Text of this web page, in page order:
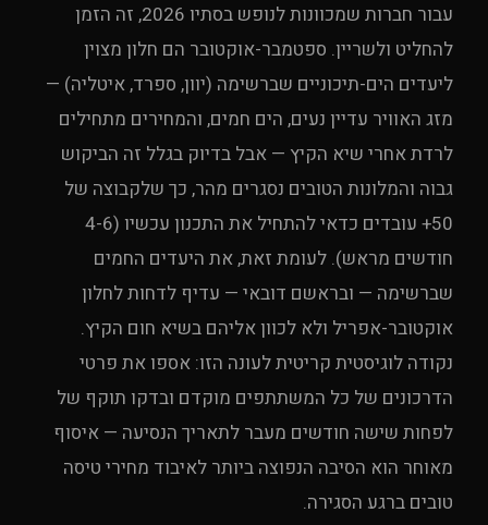
עבור חברות שמכוונות לנופש בסתיו 2026, זה הזמן
להחליט ולשריין. ספטמבר-אוקטובר הם חלון מצוין
ליעדים הים-תיכוניים שברשימה (יוון, ספרד, איטליה) —
מזג האוויר עדיין נעים, הים חמים, והמחירים מתחילים
לרדת אחרי שיא הקיץ — אבל בדיוק בגלל זה הביקוש
גבוה והמלונות הטובים נסגרים מהר, כך שלקבוצה של
50+ עובדים כדאי להתחיל את התכנון עכשיו (4-6
חודשים מראש). לעומת זאת, את היעדים החמים
שברשימה — ובראשם דובאי — עדיף לדחות לחלון
אוקטובר-אפריל ולא לכוון אליהם בשיא חום הקיץ.
נקודה לוגיסטית קריטית לעונה הזו: אספו את פרטי
הדרכונים של כל המשתתפים מוקדם ובדקו תוקף של
לפחות שישה חודשים מעבר לתאריך הנסיעה — איסוף
מאוחר הוא הסיבה הנפוצה ביותר לאיבוד מחירי טיסה
טובים ברגע הסגירה.